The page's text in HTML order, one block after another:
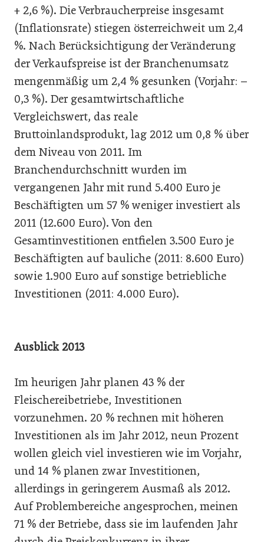
+ 2,6 %). Die Verbraucherpreise insgesamt
(Inflationsrate) stiegen österreichweit um 2,4
%. Nach Berücksichtigung der Veränderung
der Verkaufspreise ist der Branchenumsatz
mengenmäßig um 2,4 % gesunken (Vorjahr: –
0,3 %). Der gesamtwirtschaftliche
Vergleichswert, das reale
Bruttoinlandsprodukt, lag 2012 um 0,8 % über
dem Niveau von 2011. Im
Branchendurchschnitt wurden im
vergangenen Jahr mit rund 5.400 Euro je
Beschäftigten um 57 % weniger investiert als
2011 (12.600 Euro). Von den
Gesamtinvestitionen entfielen 3.500 Euro je
Beschäftigten auf bauliche (2011: 8.600 Euro)
sowie 1.900 Euro auf sonstige betriebliche
Investitionen (2011: 4.000 Euro).
Ausblick 2013
Im heurigen Jahr planen 43 % der
Fleischereibetriebe, Investitionen
vorzunehmen. 20 % rechnen mit höheren
Investitionen als im Jahr 2012, neun Prozent
wollen gleich viel investieren wie im Vorjahr,
und 14 % planen zwar Investitionen,
allerdings in geringerem Ausmaß als 2012.
Auf Problembereiche angesprochen, meinen
71 % der Betriebe, dass sie im laufenden Jahr